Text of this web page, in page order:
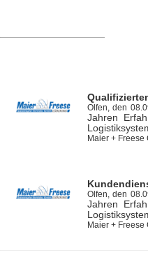
Olfen, den
Jahren
Maier + Freese
Olfen, den
Jahren
Maier + Freese